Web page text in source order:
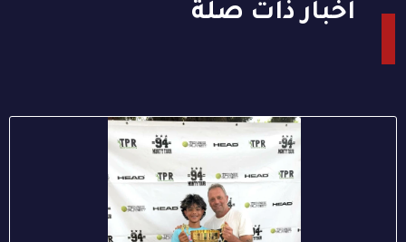
أخبار ذات صلة